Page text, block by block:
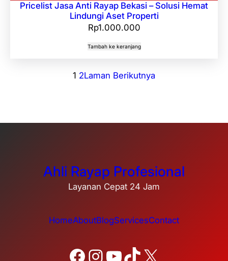
Pricelist Jasa Anti Rayap Bekasi – Solusi Hemat
Lindungi Aset Properti
Rp1.000.000
Tambah ke keranjang
1 2Laman Berikutnya
Ahli Rayap Profesional
Layanan Cepat 24 Jam
HomeAboutBlogServicesContact
Facebook Instagram YouTube TikTok X